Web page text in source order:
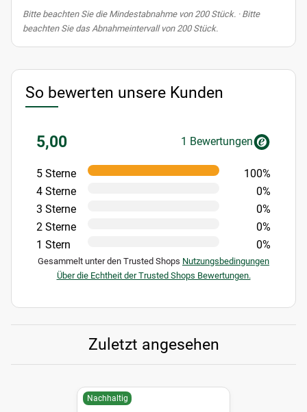
xBitte beachten Sie die Mindestabnahme von 200 Stück. · Bitte
beachten Sie das Abnahmeintervall von 200 Stück.
So bewerten unsere Kunden
5,00 1 Bewertungen
5 Sterne
100%
4 Sterne
0%
3 Sterne
0%
2 Sterne
0%
1 Stern
0%
Gesammelt unter den Trusted Shops Nutzungsbedingungen
Über die Echtheit der Trusted Shops Bewertungen.
Zuletzt angesehen
Nachhaltig